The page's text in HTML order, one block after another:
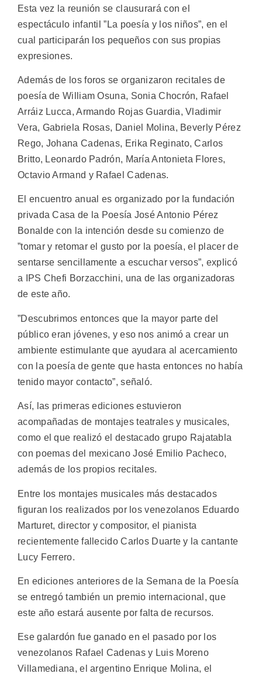
Esta vez la reunión se clausurará con el
espectáculo infantil ”La poesía y los niños”, en el
cual participarán los pequeños con sus propias
expresiones.
Además de los foros se organizaron recitales de
poesía de William Osuna, Sonia Chocrón, Rafael
Arráiz Lucca, Armando Rojas Guardia, Vladimir
Vera, Gabriela Rosas, Daniel Molina, Beverly Pérez
Rego, Johana Cadenas, Erika Reginato, Carlos
Britto, Leonardo Padrón, María Antonieta Flores,
Octavio Armand y Rafael Cadenas.
El encuentro anual es organizado por la fundación
privada Casa de la Poesía José Antonio Pérez
Bonalde con la intención desde su comienzo de
”tomar y retomar el gusto por la poesía, el placer de
sentarse sencillamente a escuchar versos”, explicó
a IPS Chefi Borzacchini, una de las organizadoras
de este año.
”Descubrimos entonces que la mayor parte del
público eran jóvenes, y eso nos animó a crear un
ambiente estimulante que ayudara al acercamiento
con la poesía de gente que hasta entonces no había
tenido mayor contacto”, señaló.
Así, las primeras ediciones estuvieron
acompañadas de montajes teatrales y musicales,
como el que realizó el destacado grupo Rajatabla
con poemas del mexicano José Emilio Pacheco,
además de los propios recitales.
Entre los montajes musicales más destacados
figuran los realizados por los venezolanos Eduardo
Marturet, director y compositor, el pianista
recientemente fallecido Carlos Duarte y la cantante
Lucy Ferrero.
En ediciones anteriores de la Semana de la Poesía
se entregó también un premio internacional, que
este año estará ausente por falta de recursos.
Ese galardón fue ganado en el pasado por los
venezolanos Rafael Cadenas y Luis Moreno
Villamediana, el argentino Enrique Molina, el